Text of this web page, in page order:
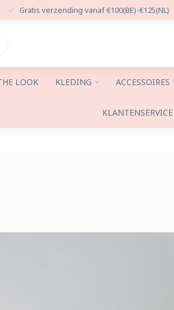
Gratis verzending vanaf €100(BE)-€125(NL)
LOOK KLEDING ACCESSOIRES
KLANTENSERVICE